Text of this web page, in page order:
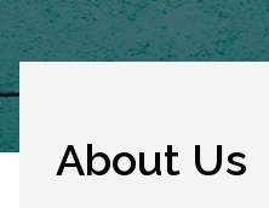
viverra
About Us